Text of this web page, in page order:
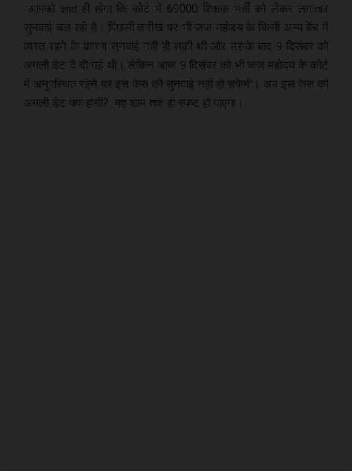
आपको ज्ञात ही होगा कि कोर्ट में 69000 शिक्षक भर्ती को लेकर लगातार
सुनवाई चल रही है। पिछली तारीख पर भी जज महोदय के किसी अन्य बेंच में
व्यस्त रहने के कारण सुनवाई नहीं हो सकी थी और उसके बाद 9 दिसंबर को
अगली डेट दे दी गई थी। लेकिन आज 9 दिसंबर को भी जज महोदय के कोर्ट
में अनुपस्थित रहने पर इस केस की सुनवाई नहीं हो सकेगी। अब इस केस की
अगली डेट क्या होगी? यह शाम तक ही स्पष्ट हो पाएगा।